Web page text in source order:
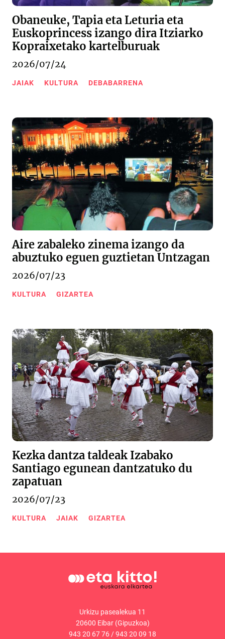
Obaneuke, Tapia eta Leturia eta
Euskoprincess izango dira Itziarko
Kopraixetako kartelburuak
2026/07/24
JAIAK KULTURA DEBABARRENA
Aire zabaleko zinema izango da
abuztuko eguen guztietan Untzagan
2026/07/23
KULTURA GIZARTEA
Kezka dantza taldeak Izabako
Santiago egunean dantzatuko du
zapatuan
2026/07/23
KULTURA JAIAK GIZARTEA
Urkizu pasealekua 11
20600 Eibar (Gipuzkoa)
943 20 67 76 /943 20 09 18